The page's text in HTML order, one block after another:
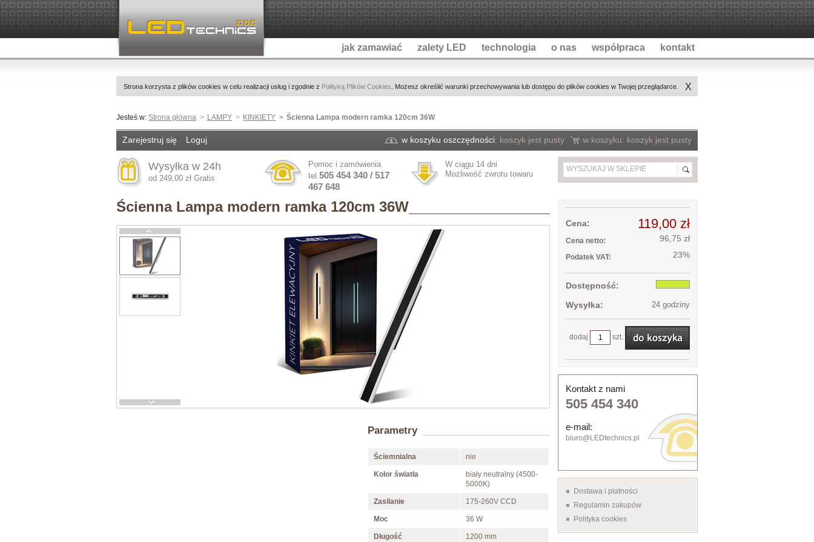
jak zamawiać zalety LED technologia o nas współpraca kontakt
X
Strona korzysta z plików cookies w celu realizacji usług i zgodnie z Polityką Plików Cookies . Możesz określić warunki przechowywania lub dostępu do plików cookies w Twojej przeglądarce.
Jesteś w: Strona główna LAMPY KINKIETY Ścienna Lampa modern ramka 120cm 36W
Zarejestruj się Loguj w koszyku: koszyk jest pusty
w koszyku oszczędności: koszyk jest pusty
Wysyłka w 24h
od 249,00 zł Gratis
Pomoc i zamówienia
tel. 505 454 340 / 517
467 648
W ciągu 14 dni
Możliwość zwrotu towaru
Ścienna Lampa modern ramka 120cm 36W
Parametry
Ściemnialna nie
Kolor światła
biały neutralny (4500-
5000K)
Zasilanie 175-260V CCD
Moc 36 W
Długość 1200 mm
Cena: 119,00 zł
Cena netto: 96,75 zł
Podatek VAT: 23%
Dostępność:
Wysyłka:
24 godziny
dodaj szt.
Kontakt z nami
505 454 340
e-mail:
biuro@LEDtechnics.pl
Dostawa i płatności
Regulamin zakupów
Polityka cookies